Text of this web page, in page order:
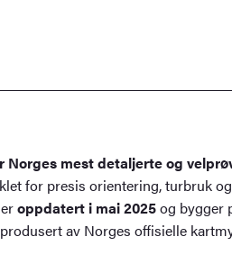
Norges mest detaljerte og
for presis orientering, turbruk og
oppdatert i mai 2025og bygger
av Norges offisielle